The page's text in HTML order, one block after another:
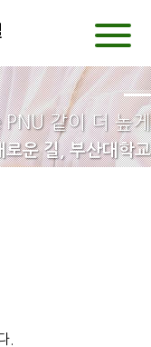
PNU 같이 더 높게
로운 길, 부산대학교
.